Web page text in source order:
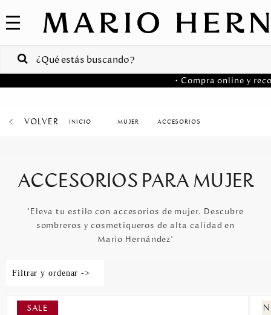
COLECCIONES
VENTAS
Costa
Venezuela
• Compra online y
VOLVER MUJER ACCESORIOS
ACCESORIOS PARA MUJER
"Eleva tu estilo con accesorios de mujer. Descubre
sombreros y cosmetiqueros de alta calidad en
Mario Hernández"
Filtrar y ordenar ->